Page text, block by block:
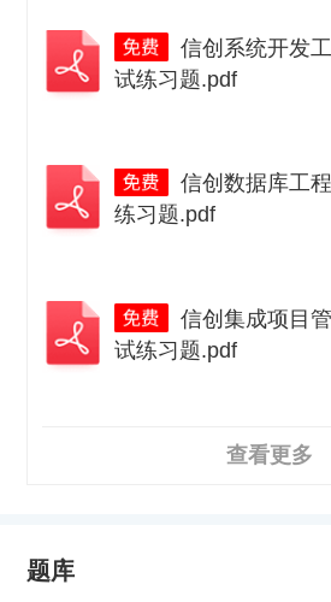
信创系统开发工程师（高级）考
试练习题.pdf
信创数据库工程师（中级）考试
练习题.pdf
信创集成项目管理师 （高级）考
试练习题.pdf
查看更多
题库